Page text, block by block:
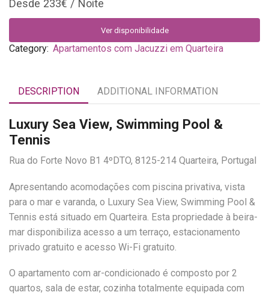
233€
Ver disponibilidade
Category: Apartamentos com Jacuzzi em Quarteira
DESCRIPTION ADDITIONAL INFORMATION
Luxury Sea View, Swimming Pool &
Tennis
Rua do Forte Novo B1 4ºDTO, 8125-214 Quarteira, Portugal
Apresentando acomodações com piscina privativa, vista
para o mar e varanda, o Luxury Sea View, Swimming Pool &
Tennis está situado em Quarteira. Esta propriedade à beira-
mar disponibiliza acesso a um terraço, estacionamento
privado gratuito e acesso Wi-Fi gratuito.
O apartamento com ar-condicionado é composto por 2
quartos, sala de estar, cozinha totalmente equipada com